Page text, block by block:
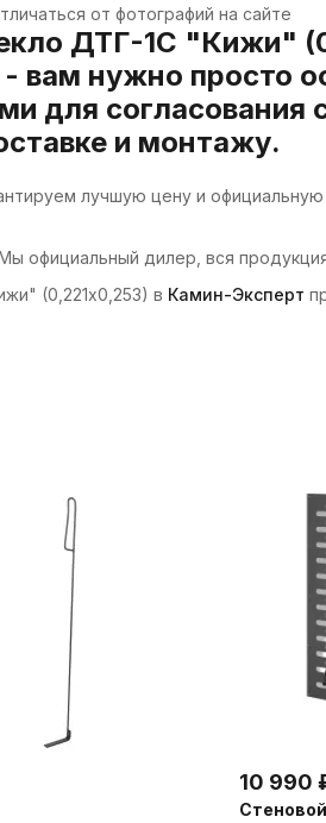
от фотографий на сайте
ДТГ-1С "Кижи"
вам нужно просто
для согласования
и монтажу.
лучшую цену и официальную
официальный дилер, вся
(0,221х0,253) в Камин-Эксперт
10 990